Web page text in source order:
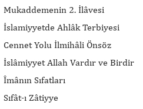
Mukaddemenin 2. İlâvesi
İslamiyyetde Ahlâk Terbiyesi
Cennet Yolu İlmihâli Önsöz
İslâmiyyet Allah Vardır ve Birdir
Îmânın Sıfatları
Sıfât-ı Zâtiyye